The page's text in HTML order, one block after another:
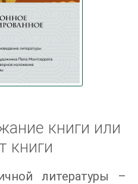
книги или
книги
литературы –